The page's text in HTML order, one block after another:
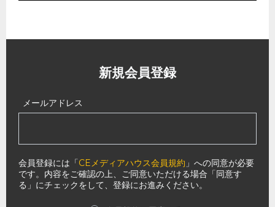
新規会員登録
メールアドレス
会員登録には「CEメディアハウス会員規約 」への同意が必要
です。内容をご確認の上、ご同意いただける場合「同意す
る」にチェックをして、登録にお進みください。